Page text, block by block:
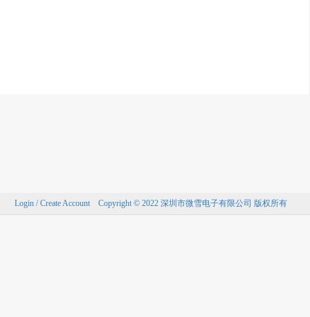
Login / Create Account Copyright © 2022 深圳市微雪电子有限公司 版权所有